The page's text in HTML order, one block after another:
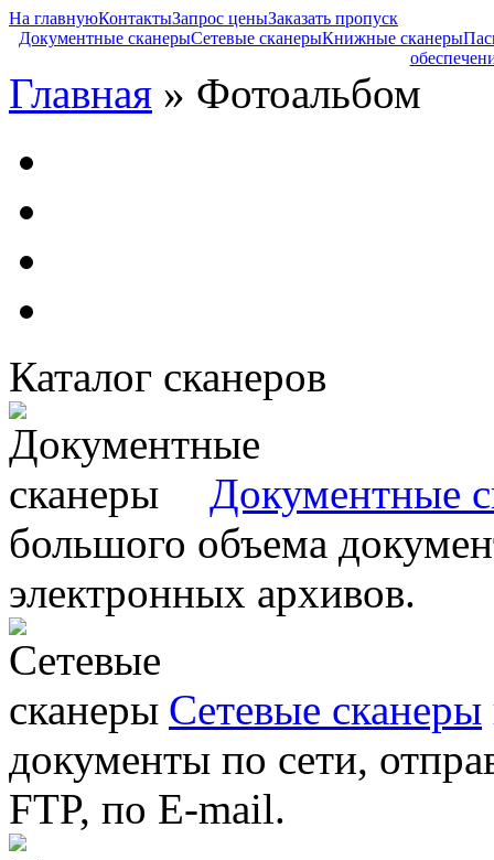
На главнуюКонтактыЗапрос ценыЗаказать пропуск
Документные сканерыСетевые сканерыКнижные сканеры
Главная » Фотоальбом
Каталог сканеров
Документные
большого объема
электронных архивов.
Сетевые сканеры
документы по сети,
FTP, по E-mail.